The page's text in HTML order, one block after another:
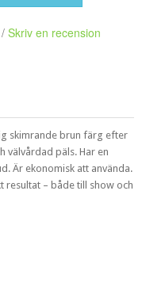
/ Skriv en recension
skimrande brun färg efter
välvårdad päls. Har en
Är ekonomisk att använda.
resultat – både till show och